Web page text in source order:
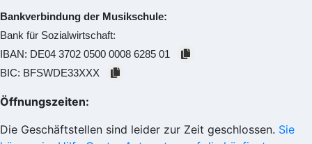
Bankverbindung der Musikschule:
Bank für Sozialwirtschaft:
IBAN: DE04 3702 0500 0008 6285 01
BIC: BFSWDE33XXX
Öffnungszeiten:
Die Geschäftstellen sind leider zur Zeit geschlossen. Sie